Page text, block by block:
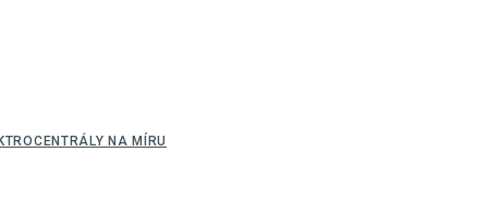
NA MÍRU